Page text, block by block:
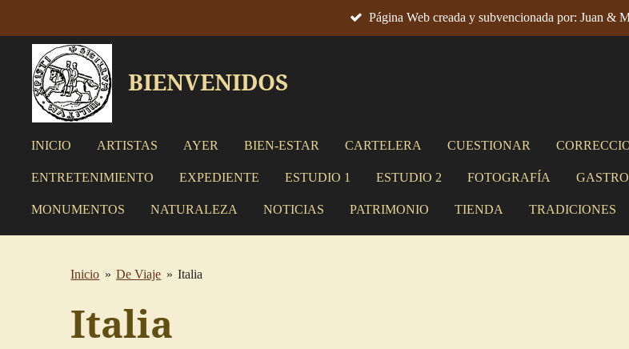
al
contenido
principal
Página Web creada y subvencionada por: Juan &
BIENVENIDOS
INICIO ARTISTAS AYER BIEN-ESTAR CARTELERA CUESTIONAR
ENTRETENIMIENTO EXPEDIENTE ESTUDIO 1 ESTUDIO 2 FOTOGRAFÍA
MONUMENTOS NATURALEZA NOTICIAS PATRIMONIO TIENDA TRADICIONES
Inicio » De Viaje » Italia
Italia